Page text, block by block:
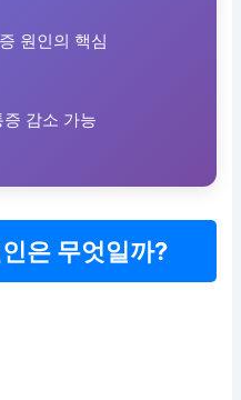
원인의 핵심
감소 가능
은 무엇일까?